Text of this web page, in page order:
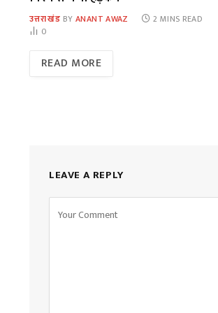
उत्तराखंड BY ANANT AWAZ
2 MINS READ
0
READ MORE
LEAVE A REPLY